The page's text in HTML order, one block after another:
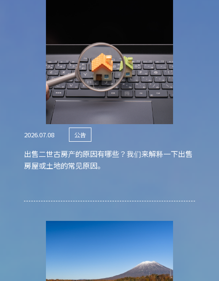
2026.07.08 公告
出售二世古房产的原因有哪些？我们来解释一下出售
房屋或土地的常见原因。